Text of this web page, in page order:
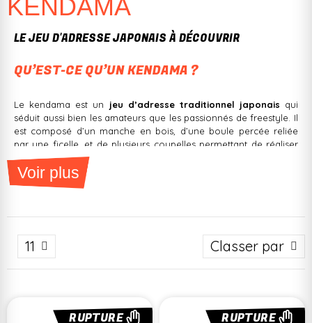
KENDAMA
LE JEU D'ADRESSE JAPONAIS À DÉCOUVRIR
QU’EST-CE QU’UN KENDAMA ?
Le kendama est un jeu d’adresse traditionnel japonais qui
séduit aussi bien les amateurs que les passionnés de freestyle. Il
est composé d’un manche en bois, d’une boule percée reliée
par une ficelle, et de plusieurs coupelles permettant de réaliser
unegrande variété de figures
demande concentration, précision et créativité
?
Le kendama
s’est imposé ces dernières années comme une
du roller et de la trottinette freestyle, ajoutant undéfi
Voir plus
11 Classer par
RUPTURE RUPTURE